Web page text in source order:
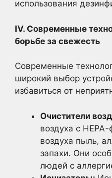
использования
IV. Современные
борьбе за свежесть
Современные
широкий выбор
избавиться от
Очистители
воздуха с
воздуха пыль,
запахи. Они
людей с